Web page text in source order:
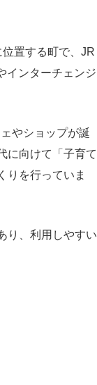
置する町で、JR
インターチェンジ
やショップが誕
に向けて「子育て
りを行っていま
り、利用しやすい